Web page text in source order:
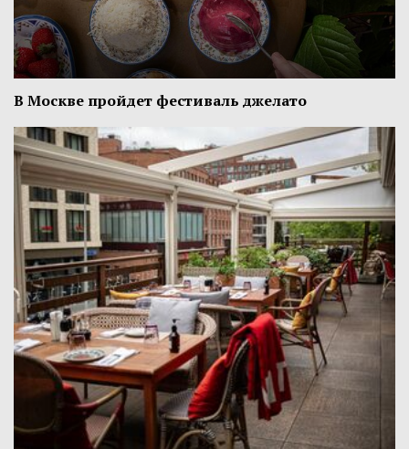
В Москве пройдет фестиваль джелато